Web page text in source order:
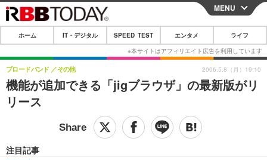
CLOSE
ホーム
IT・デジタル
IT・デジタルTOP スマートフォン
その他
SPEED TEST
映画・ドラマ
MENU
ホーム IT・デジタル SPEED TEST エンタメ ライフ
機能が追加できる「jigブラウザ」の最新版がリ
リース
ブロードバンド その他
注目記事
2006.5.8（月）19:10